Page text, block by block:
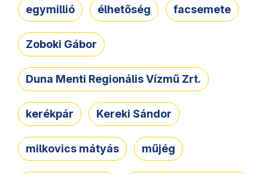
egymillió élhetőség facsemete
Zoboki Gábor
Duna Menti Regionális Vízmű Zrt.
kerékpár Kereki Sándor
milkovics mátyás műjég